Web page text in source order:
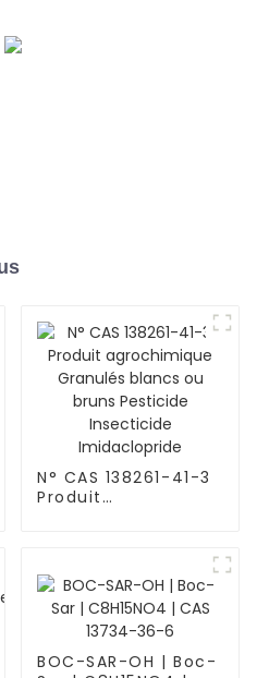
N° CAS 138261-41-3
Produit
Insecticide
Imidaclopride
BOC-SAR-OH | Boc-